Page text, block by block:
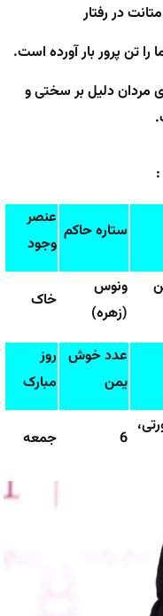
در رفتار
تن پرور بار آورده است.
مردان دلیل بر سختی و
:
ستاره حاکم
عنصر
وجود
ونوس
(زهره)
خاک
عدد خوش
یمن
روز
مبارک
6 جمعه